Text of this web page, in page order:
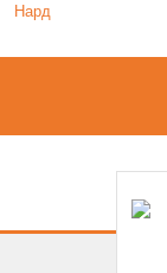
Нард